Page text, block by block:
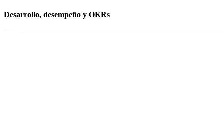
Desarrollo, desempeño y OKRs